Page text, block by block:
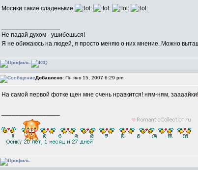
Мосики такие сладенькие
Не падай духом - ушибешься!
Я не обижаюсь на людей, я просто меняю о них мнение. Можно
Добавлено: Пн янв 15, 2007 6:29 pm
На самой первой фотке щен мне очень нравкится! ням-ням, заааайки!